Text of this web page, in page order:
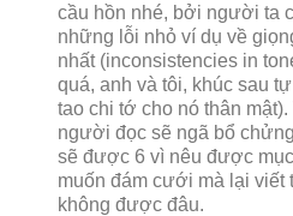
cầu hồn nhé, bởi người ta
những lỗi nhỏ ví dụ về
nhất (inconsistencies in
quá, anh và tôi, khúc sau
tao chi tớ cho nó thân
người đọc sẽ ngã bổ
sẽ được 6 vì nêu được
muốn đám cưới mà lại viết
không được đâu.